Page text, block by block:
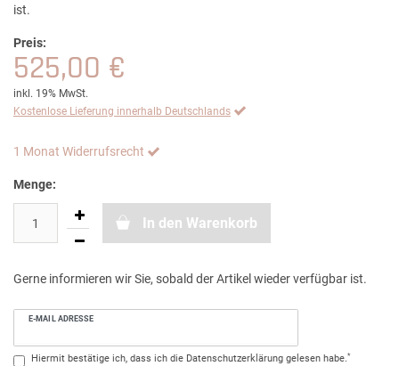
ist.
Preis:
525,00 €
inkl. 19% MwSt.
Kostenlose Lieferung innerhalb Deutschlands
1 Monat Widerrufsrecht
Menge:
In den Warenkorb
Gerne informieren wir Sie, sobald der Artikel wieder verfügbar ist.
E-MAIL ADRESSE
Hiermit bestätige ich, dass ich die Daten­schutz­erklärung gelesen habe.*